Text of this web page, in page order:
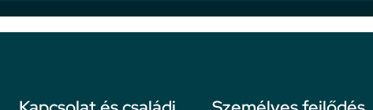
hogy bántsanak!
hatásairól